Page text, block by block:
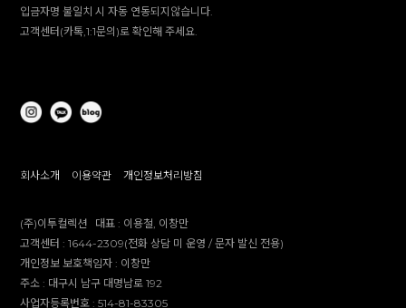
입금자명 불일치 시 자동 연동되지않습니다.
고객센터(카톡,1:1문의)로 확인해 주세요.
회사소개 이용약관 개인정보처리방침
(주)이투컬렉션 대표 : 이용철, 이창만
고객센터 :1644-2309(전화 상담 미 운영 / 문자 발신 전용)
개인정보 보호책임자 : 이창만
주소 : 대구시 남구 대명남로 192
사업자등록번호 :514-81-83305